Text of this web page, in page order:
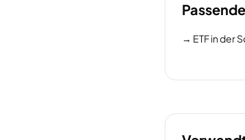
→ ETF in der